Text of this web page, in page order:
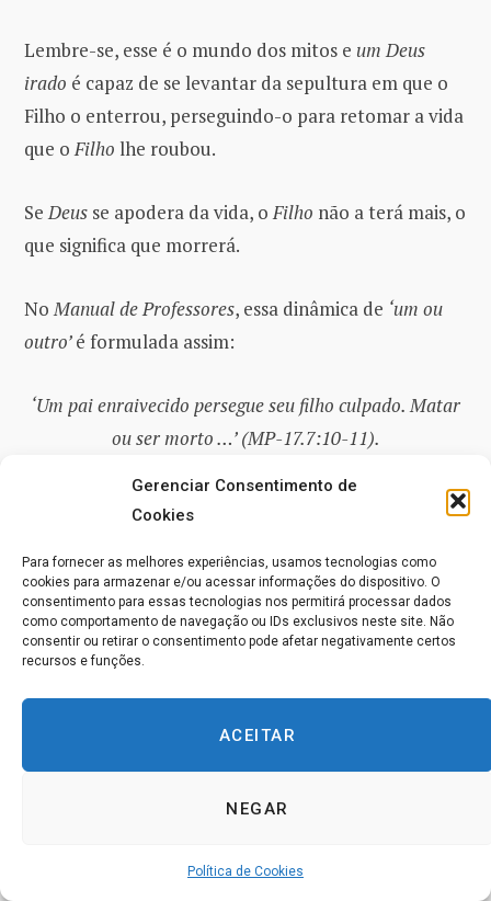
Gerenciar Consentimento de
Cookies
Para fornecer as melhores experiências, usamos tecnologias como
cookies para armazenar e/ou acessar informações do dispositivo. O
consentimento para essas tecnologias nos permitirá processar dados
como comportamento de navegação ou IDs exclusivos neste site. Não
consentir ou retirar o consentimento pode afetar negativamente certos
recursos e funções.
ACEITAR
NEGAR
Política de Cookies
Lembre-se, esse é o mundo dos mitos e um Deus
irado é capaz de se levantar da sepultura em que o
Filho o enterrou, perseguindo-o para retomar a vida
que o Filho lhe roubou.
Se Deus se apodera da vida, o Filho não a terá mais, o
que significa que morrerá.
NoManual de Professores, essa dinâmica de ‘um ou
outro’é formulada assim:
‘Um pai enraivecido persegue seu filho culpado. Matar
ou ser morto …’ (MP-17.7:10-11).
A necessidade desesperada de escapar
Lembre-se de que essa história foi inventada para
consumara estratégia do ego de vir a ser o Filho de
Deus sem mente, convencendo-o do que o ego quer
que ele acredite.
alcançar o seu propósito: